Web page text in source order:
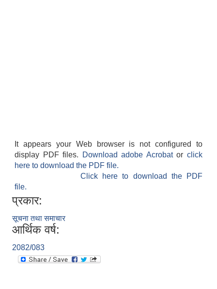
It appears your Web browser is not configured to
display PDF files.
Download adobe Acrobatorclick
here to download the PDF file.
Click here to download the PDF
file.
प्रकार:
सूचना तथा समाचार
आर्थिक वर्ष:
2082/083